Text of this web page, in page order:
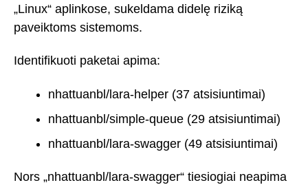
„Linux“ aplinkose, sukeldama didelę riziką
paveiktoms sistemoms.
Identifikuoti paketai apima:
nhattuanbl/lara-helper (37 atsisiuntimai)
nhattuanbl/simple-queue (29 atsisiuntimai)
nhattuanbl/lara-swagger (49 atsisiuntimai)
Nors „nhattuanbl/lara-swagger“ tiesiogiai neapima